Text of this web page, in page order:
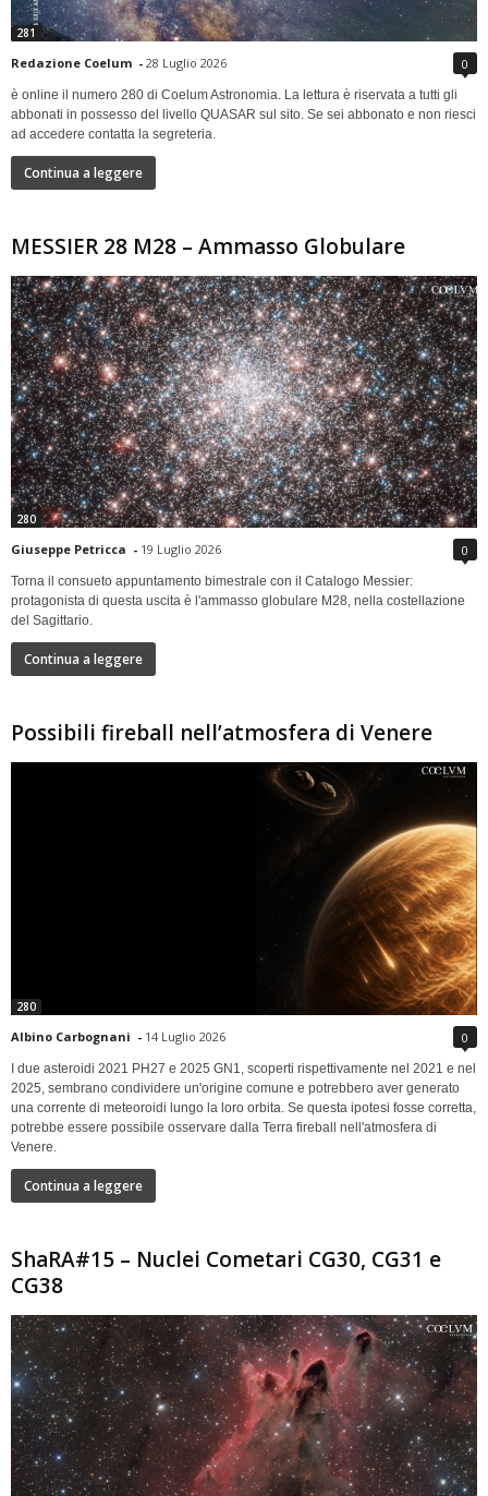
281
Redazione Coelum - 28 Luglio 2026 0
è online il numero 280 di Coelum Astronomia. La lettura è riservata a tutti gli
abbonati in possesso del livello QUASAR sul sito. Se sei abbonato e non riesci
ad accedere contatta la segreteria.
Continua a leggere
MESSIER 28 M28 – Ammasso Globulare
280
Giuseppe Petricca - 19 Luglio 2026 0
Torna il consueto appuntamento bimestrale con il Catalogo Messier:
protagonista di questa uscita è l'ammasso globulare M28, nella costellazione
del Sagittario.
Continua a leggere
Possibili fireball nell’atmosfera di Venere
280
Albino Carbognani - 14 Luglio 2026 0
I due asteroidi 2021 PH27 e 2025 GN1, scoperti rispettivamente nel 2021 e nel
2025, sembrano condividere un'origine comune e potrebbero aver generato
una corrente di meteoroidi lungo la loro orbita. Se questa ipotesi fosse corretta,
potrebbe essere possibile osservare dalla Terra fireball nell'atmosfera di
Venere.
Continua a leggere
ShaRA#15 – Nuclei Cometari CG30, CG31 e
CG38